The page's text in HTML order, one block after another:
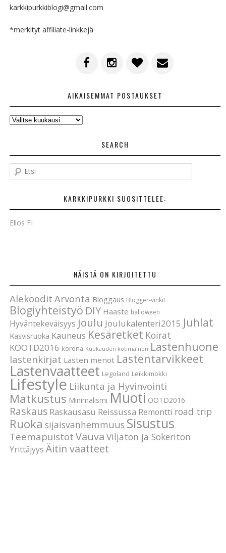
karkkipurkkiblogi@gmail.com
*merkityt affiliate-linkkejä
AIKAISEMMAT POSTAUKSET
AIKAISEMMAT
SEARCH
t
KARKKIPURKKI SUOSITTELEE:
Ellos FI
NÄISTÄ ON KIRJOITETTU
Alekoodit Arvonta Bloggaus Blogger-vinkit
Blogiyhteistyö DIY Haaste halloween
Hyväntekeväisyys Joulu Joulukalenteri2015 Juhlat
Kasvisruoka Kauneus Kesäretket Koirat
KOOTD2016 korona Kuukauden kotimainen Lastenhuone
lastenkirjat Lasten menot Lastentarvikkeet
Lastenvaatteet Legoland Leikkimökki
Lifestyle Liikunta ja Hyvinvointi
Matkustus Minimalismi Muoti OOTD2016
Raskaus Raskausasu Reissussa Remontti road trip
Ruoka sijaisvanhemmuus Sisustus
Teemapuistot Vauva Viljaton ja Sokeriton
Yrittäjyys Äitin vaatteet